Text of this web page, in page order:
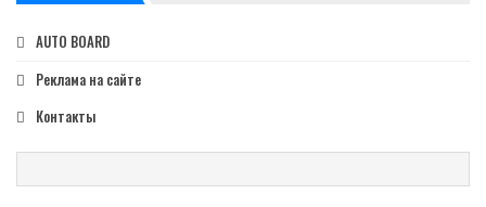
AUTO BOARD
Реклама на сайте
Контакты